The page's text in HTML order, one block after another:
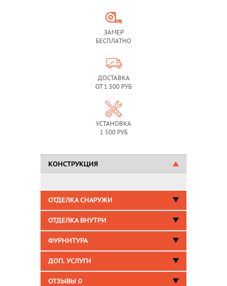
ЗАМЕР
БЕСПЛАТНО
ДОСТАВКА
ОТ 1 500 РУБ
УСТАНОВКА
1 500 РУБ
КОНСТРУКЦИЯ
ОТДЕЛКА СНАРУЖИ
ОТДЕЛКА ВНУТРИ
ФУРНИТУРА
ДОП. УСЛУГИ
ОТЗЫВЫ 0